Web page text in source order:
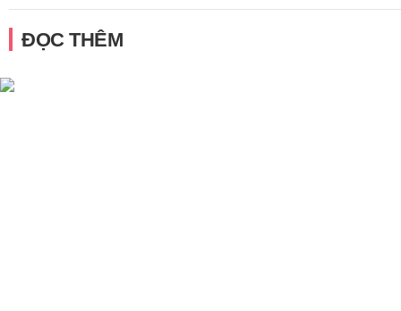
ĐỌC THÊM